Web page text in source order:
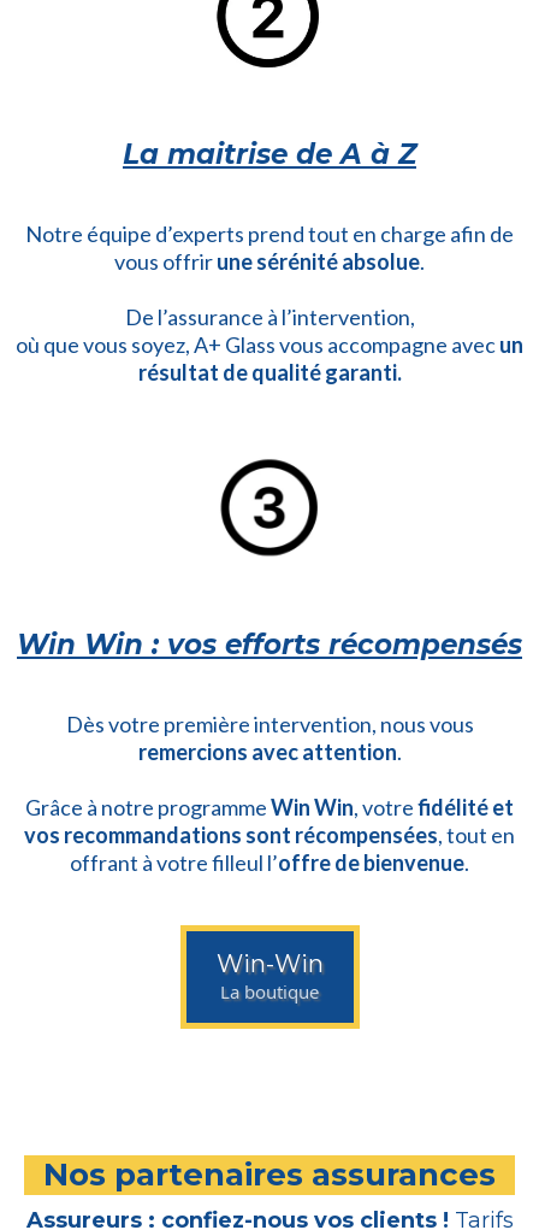
La maitrise de A à Z
Notre équipe d’experts prend tout en charge afin de
vous offrirune sérénité absolue.
De l’assurance à l’intervention,
où que vous soyez, A+ Glass vous accompagne avecun
résultat de qualité garanti.
Win Win : vos efforts récompensés
Dès votre première intervention, nous vous
remercions avec attention.
Grâce à notre programmeWin Win, votrefidélité et
vos recommandations sont récompensées, tout en
offrant à votre filleul l’offre de bienvenue.
Win-Win
La boutique
Nos partenaires assurances
Assureurs : confiez-nous vos clients ! Tarifs